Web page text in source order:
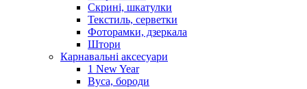
Скрині, шкатулки
Текстиль, серветки
Фоторамки, дзеркала
Штори
Карнавальні аксесуари
1 New Year
Вуса, бороди